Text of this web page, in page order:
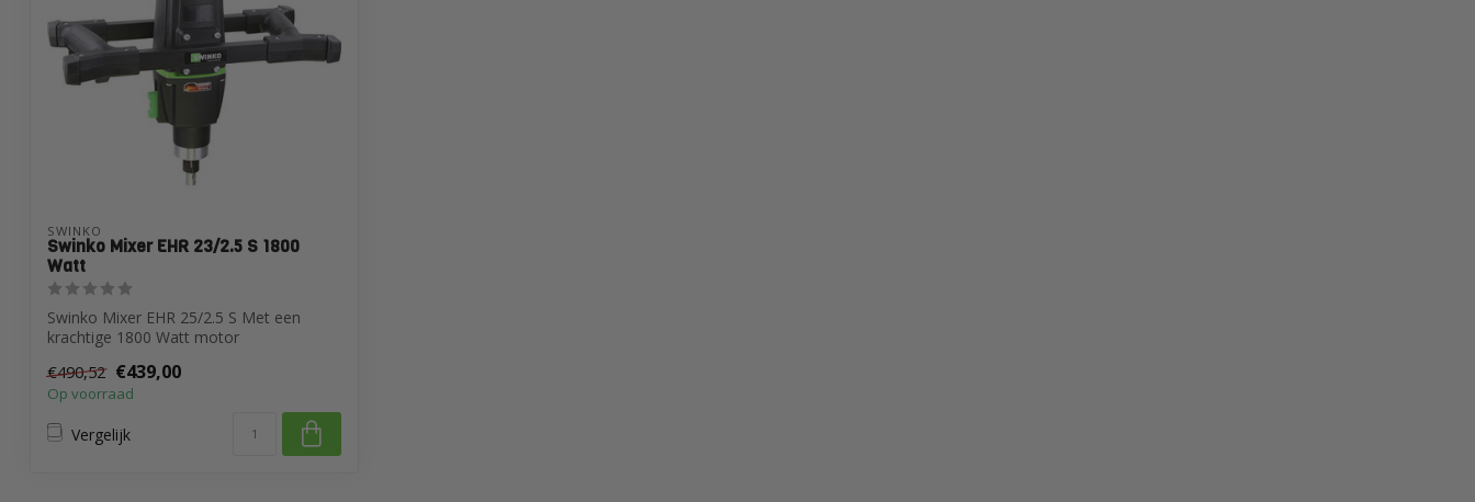
SWINKO
Swinko Mixer EHR 23/2.5 S 1800
Watt
Swinko Mixer EHR 25/2.5 S Met een
krachtige 1800 Watt motor
€490,52 €439,00
Op voorraad
Vergelijk